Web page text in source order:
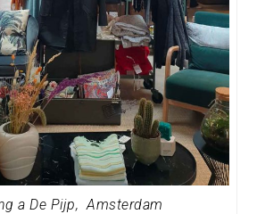
a De Pijp, Amsterdam